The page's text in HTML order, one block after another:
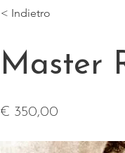
< Indietro
Master
€ 350,00